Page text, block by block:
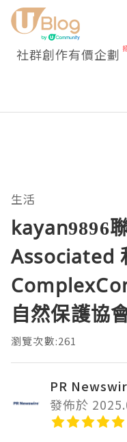
社群創作有價企劃
生活
kayan9896
Associated
自然保護協
瀏覽次數:261
PR
發佈於